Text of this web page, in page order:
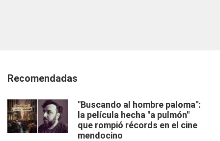
Recomendadas
"Buscando al hombre paloma":
la película hecha "a pulmón"
que rompió récords en el cine
mendocino